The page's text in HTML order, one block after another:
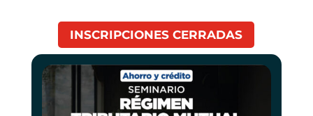
INSCRIPCIONES CERRADAS